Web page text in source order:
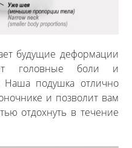
будущие деформации
головные боли и
Наша подушка отлично
и позволит вам
отдохнуть в течение